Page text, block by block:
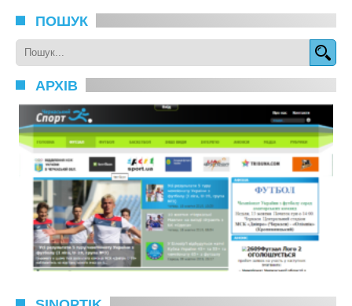
ПОШУК
АРХІВ